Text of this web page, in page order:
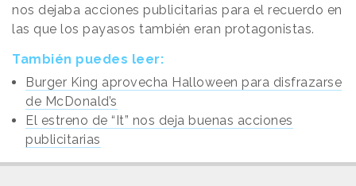
nos dejaba acciones publicitarias para el recuerdo en
las que los payasos también eran protagonistas.
También puedes leer:
Burger King aprovecha Halloween para disfrazarse
de McDonald’s
El estreno de “It” nos deja buenas acciones
publicitarias